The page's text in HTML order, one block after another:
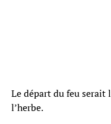
Le départ du feu serait
l’herbe.